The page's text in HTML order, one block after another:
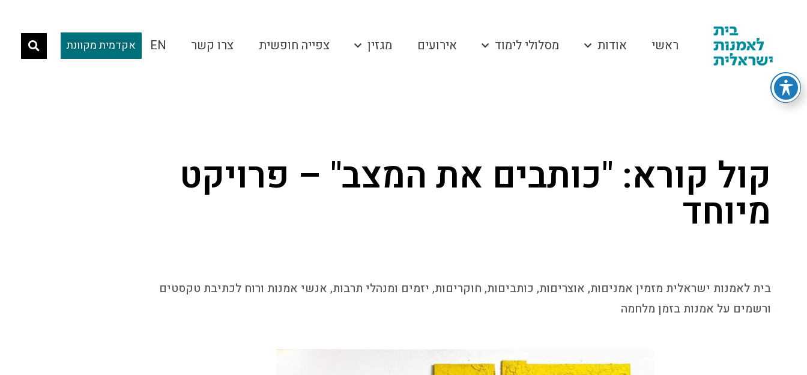
ראשי אודות מסלולי לימוד אירועים מגזין צפייה חופשית צרו קשר EN אקדמית מקוונת
קול קורא: "כותבים את המצב" – פרויקט
מיוחד
בית לאמנות ישראלית מזמין אמניםות, אוצריםות, כותביםות, חוקריםות, יזמים ומנהלי תרבות, אנשי אמנות ורוח לכתיבת טקסטים
ורשמים על אמנות בזמן מלחמה